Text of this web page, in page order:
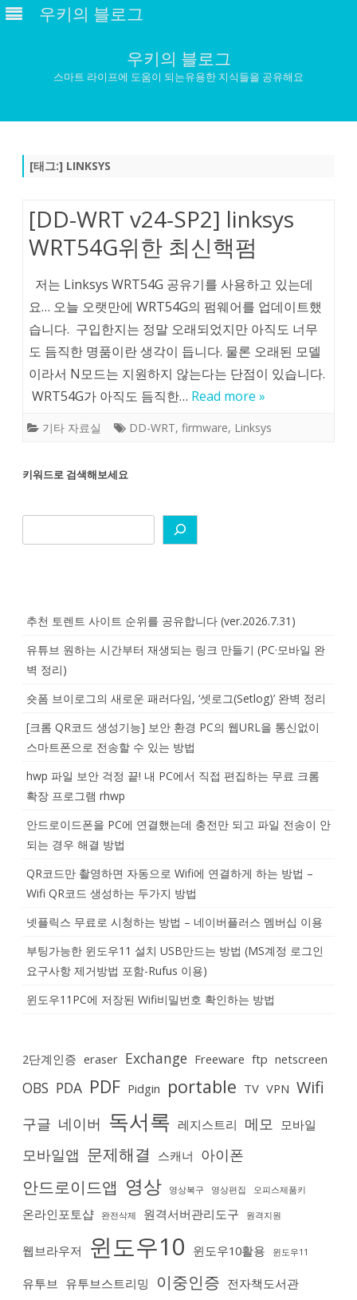
우키의 블로그
우키의 블로그
스마트 라이프에 도움이 되는유용한 지식들을 공유해요
[태그:] LINKSYS
[DD-WRT v24-SP2] linksys
WRT54G위한 최신핵펌
저는 Linksys WRT54G 공유기를 사용하고 있는데
요… 오늘 오랫만에 WRT54G의 펌웨어를 업데이트했
습니다. 구입한지는 정말 오래되었지만 아직도 너무
도 듬직한 명품이란 생각이 듭니다. 물론 오래된 모델
이라서 N모드는 지원하지 않는다는 단점이 있습니다.
WRT54G가 아직도 듬직한… Read more »
기타 자료실 DD-WRT, firmware, Linksys
키워드로 검색해보세요
추천 토렌트 사이트 순위를 공유합니다 (ver.2026.7.31)
유튜브 원하는 시간부터 재생되는 링크 만들기 (PC·모바일 완
벽 정리)
숏폼 브이로그의 새로운 패러다임, ‘셋로그(Setlog)’ 완벽 정리
[크롬 QR코드 생성기능] 보안 환경 PC의 웹URL을 통신없이
스마트폰으로 전송할 수 있는 방법
hwp 파일 보안 걱정 끝! 내 PC에서 직접 편집하는 무료 크롬
확장 프로그램 rhwp
안드로이드폰을 PC에 연결했는데 충전만 되고 파일 전송이 안
되는 경우 해결 방법
QR코드만 촬영하면 자동으로 Wifi에 연결하게 하는 방법 –
Wifi QR코드 생성하는 두가지 방법
넷플릭스 무료로 시청하는 방법 – 네이버플러스 멤버십 이용
부팅가능한 윈도우11 설치 USB만드는 방법 (MS계정 로그인
요구사항 제거방법 포함-Rufus 이용)
윈도우11PC에 저장된 Wifi비밀번호 확인하는 방법
2단계인증 eraser Exchange Freeware ftp netscreen
OBS PDA PDF Pidgin portable TV VPN Wifi
구글 네이버 독서록 레지스트리 메모 모바일
모바일앱 문제해결 스캐너 아이폰
안드로이드앱 영상 영상복구 영상편집 오피스제품키
온라인포토샵 완전삭제 원격서버관리도구 원격지원
웹브라우저 윈도우10 윈도우10활용 윈도우11
유투브 유투브스트리밍 이중인증 전자책도서관